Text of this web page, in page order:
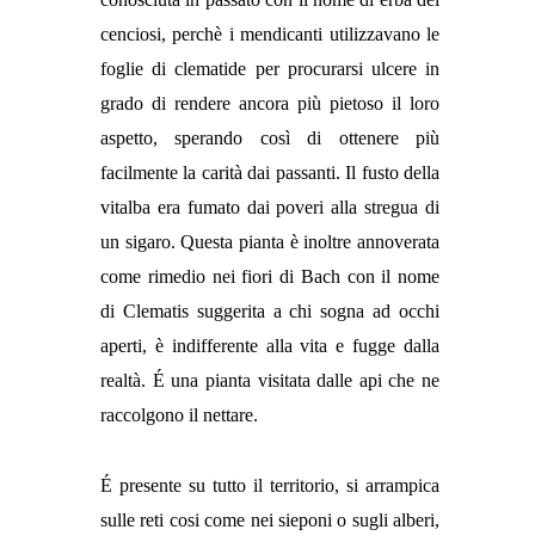
cenciosi, perchè i mendicanti utilizzavano le
foglie di clematide per procurarsi ulcere in
grado di rendere ancora più pietoso il loro
aspetto, sperando così di ottenere più
facilmente la carità dai passanti. Il fusto della
vitalba era fumato dai poveri alla stregua di
un sigaro. Questa pianta è inoltre annoverata
come rimedio nei fiori di Bach con il nome
di Clematis suggerita a chi sogna ad occhi
aperti, è indifferente alla vita e fugge dalla
realtà. É una pianta visitata dalle api che ne
raccolgono il nettare.
É presente su tutto il territorio, si arrampica
sulle reti cosi come nei sieponi o sugli alberi,